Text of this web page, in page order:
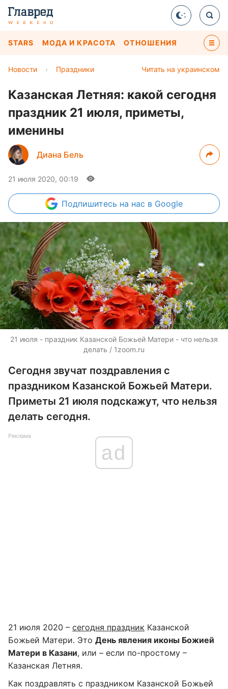
STARS МОДА И КРАСОТА ОТНОШЕНИЯ
Читать на украинском
Новости › Праздники
Казанская Летняя: какой сегодня
праздник 21 июля, приметы,
именины
Диана Бель
21 июля 2020, 00:19
Подпишитесь на нас в Google
21 июля - праздник Казанской Божьей Матери - что нельзя
делать / 1zoom.ru
Сегодня звучат поздравления с
праздником Казанской Божьей Матери.
Приметы 21 июля подскажут, что нельзя
делать сегодня.
Реклама
ad
21 июля 2020 – сегодня праздник Казанской
Божьей Матери. Это День явления иконы Божией
Матери в Казани, или – если по-простому –
Казанская Летняя.
Как поздравлять с праздником Казанской Божьей